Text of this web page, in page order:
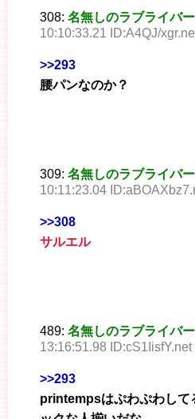
308: 名無しのラブライバー
10:10:33.21 ID:A4QJ/
>>293
腰パンなのか？
309: 名無しのラブライバー
10:11:23.04
>>308
サルエル
489: 名無しのラブライバー
13:16:51.98 ID:cS1IisfY.net
>>293
printempsはぷわぷわして